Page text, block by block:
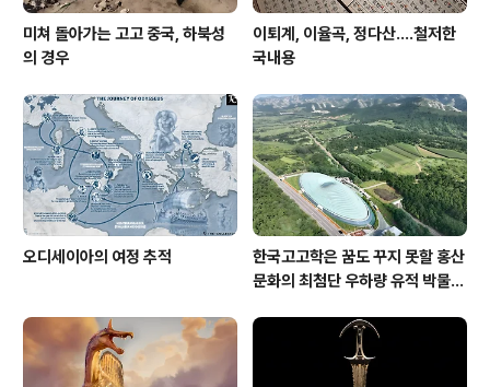
미쳐 돌아가는 고고 중국, 하북성
의 경우
이퇴계, 이율곡, 정다산....철저한
국내용
오디세이아의 여정 추적
한국고고학은 꿈도 꾸지 못할 홍산
문화의 최첨단 우하량 유적 박물관